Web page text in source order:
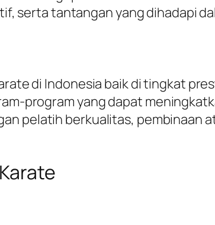
serta tantangan yang dihadapi
di Indonesia baik di tingkat
program yang dapat
pelatih berkualitas, pembinaan